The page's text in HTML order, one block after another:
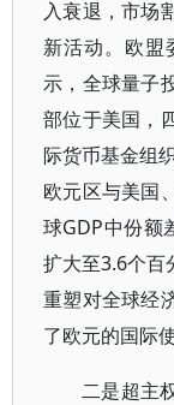
入衰退，市场
新活动。欧盟
示，全球量子
部位于美国，
际货币基金组
欧元区与美国
球GDP中份额
扩大至3.6个百
重塑对全球经
了欧元的国际
二是超主